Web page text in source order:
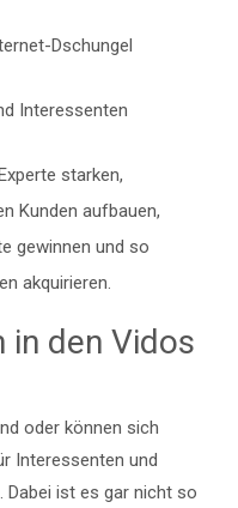
Dschungel
Interessenten
starken,
Kunden aufbauen,
gewinnen und so
akquirieren.
in den Vidos
oder können sich
Interessenten und
Dabei ist es gar nicht so